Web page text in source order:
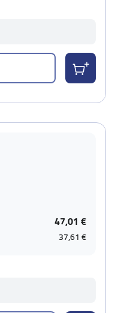
47,01 €
37,61 €